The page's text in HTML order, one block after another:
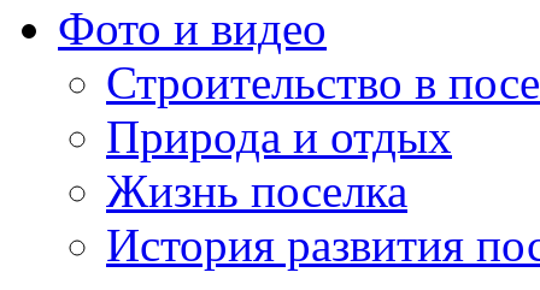
Фото и видео
Строительство в
Природа и отдых
Жизнь поселка
История развития